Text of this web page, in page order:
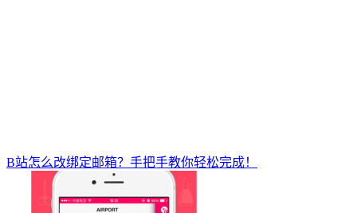
B站怎么改绑定邮箱？手把手教你轻松完成！